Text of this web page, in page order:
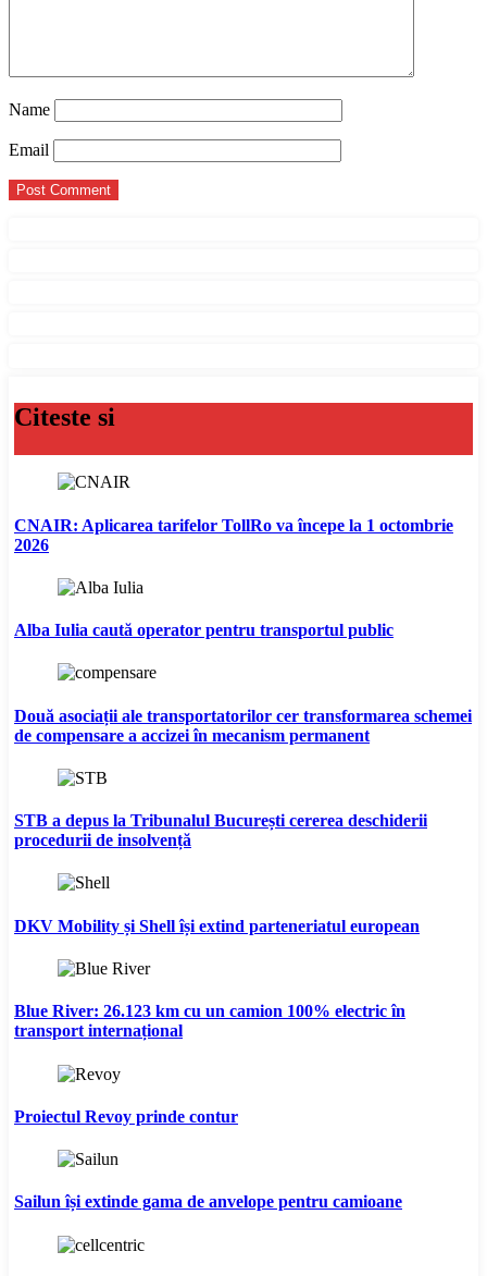
Name
Email
Citeste si
CNAIR: Aplicarea tarifelor TollRo va începe la 1 octombrie
2026
Alba Iulia caută operator pentru transportul public
Două asociații ale transportatorilor cer transformarea schemei
de compensare a accizei în mecanism permanent
STB a depus la Tribunalul București cererea deschiderii
procedurii de insolvență
DKV Mobility și Shell își extind parteneriatul european
Blue River: 26.123 km cu un camion 100% electric în
transport internațional
Proiectul Revoy prinde contur
Sailun își extinde gama de anvelope pentru camioane